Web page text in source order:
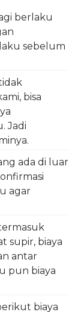
berlaku
sebelum
bisa
Jadi
ada di luar
agar
supir, biaya
antar
pun biaya
biaya